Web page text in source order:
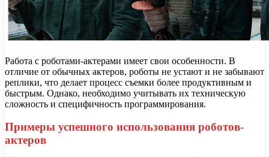
Работа с роботами-актерами имеет свои особенности. В
отличие от обычных актеров, роботы не устают и не забывают
реплики, что делает процесс съемки более продуктивным и
быстрым. Однако, необходимо учитывать их техническую
сложность и специфичность программирования.
Примеры успешного использования роботов-
актеров